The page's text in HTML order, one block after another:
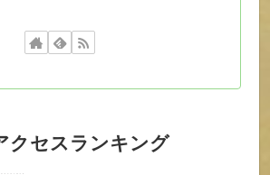
クセスランキング